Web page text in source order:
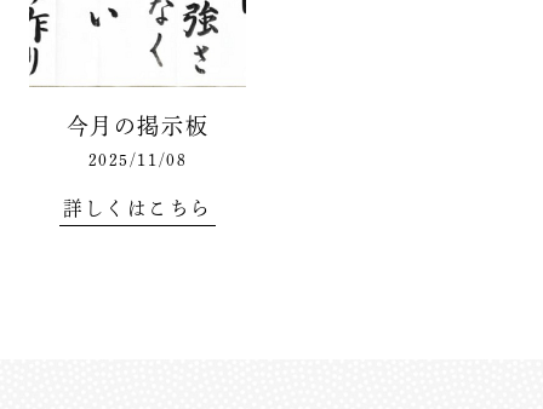
今月の掲示板
2025/11/08
詳しくはこちら